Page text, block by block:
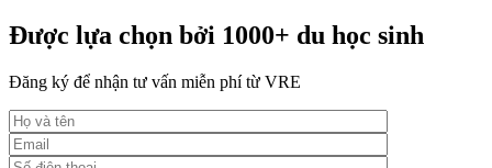
Được lựa chọn bởi 1000+ du học sinh
Đăng ký để nhận tư vấn miễn phí từ VRE